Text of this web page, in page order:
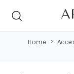
Home >